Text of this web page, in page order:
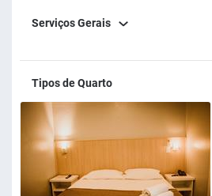
Serviços Gerais
Tipos de Quarto